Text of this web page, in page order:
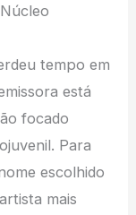
tempo em
está
focado
Para
escolhido
mais